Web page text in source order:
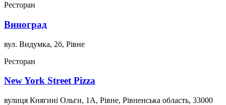
Ресторан
Виноград
вул. Видумка, 2б, Рівне
Ресторан
New York Street Pizza
вулиця Княгині Ольги, 1А, Рівне, Рівненська область, 33000